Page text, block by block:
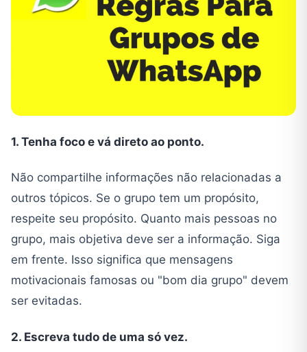
1. Tenha foco e vá direto ao ponto.
Não compartilhe informações não relacionadas a
outros tópicos. Se o grupo tem um propósito,
respeite seu propósito. Quanto mais pessoas no
grupo, mais objetiva deve ser a informação. Siga
em frente. Isso significa que mensagens
motivacionais famosas ou "bom dia grupo" devem
ser evitadas.
2. Escreva tudo de uma só vez.